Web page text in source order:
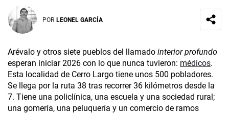
POR LEONEL GARCÍA
Arévalo y otros siete pueblos del llamado interior profundo
esperan iniciar 2026 con lo que nunca tuvieron: médicos.
Esta localidad de Cerro Largo tiene unos 500 pobladores.
Se llega por la ruta 38 tras recorrer 36 kilómetros desde la
7. Tiene una policlínica, una escuela y una sociedad rural;
una gomería, una peluquería y un comercio de ramos